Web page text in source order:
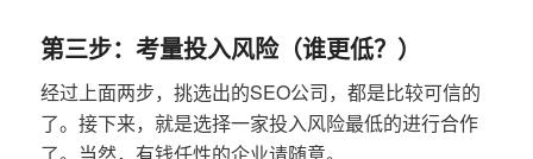
第三步：考量投入风险（谁更低？）
经过上面两步，挑选出的SEO公司，都是比较可信的
了。接下来，就是选择一家投入风险最低的进行合作